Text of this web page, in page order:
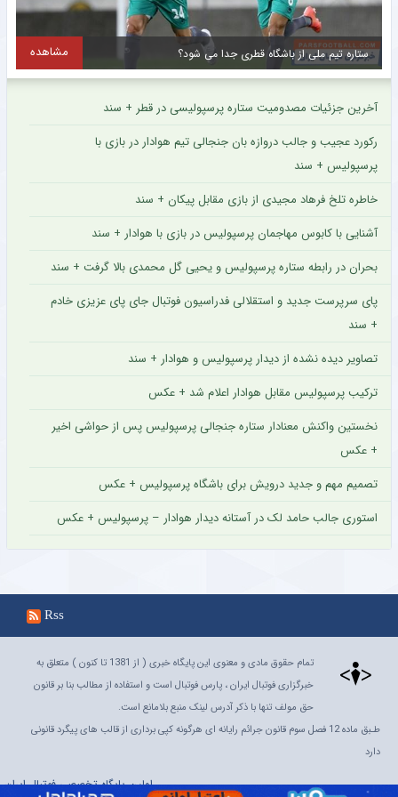
مشاهده
آخرین جزئیات مصدومیت ستاره پرسپولیسی در قطر + سند
رکورد عجیب و جالب دروازه بان جنجالی تیم هوادار در بازی با
پرسپولیس + سند
خاطره تلخ فرهاد مجیدی از بازی مقابل پیکان + سند
آشنایی با کابوس مهاجمان پرسپولیس در بازی با هوادار + سند
بحران در رابطه ستاره پرسپولیس و یحیی گل محمدی بالا گرفت + سند
پای سرپرست جدید و استقلالی فدراسیون فوتبال جای پای عزیزی خادم
+ سند
تصاویر دیده نشده از دیدار پرسپولیس و هوادار + سند
ترکیب پرسپولیس مقابل هوادار اعلام شد + عکس
نخستین واکنش معنادار ستاره جنجالی پرسپولیس پس از حواشی اخیر
+ عکس
تصمیم مهم و جدید درویش برای باشگاه پرسپولیس + عکس
استوری جالب حامد لک در آستانه دیدار هوادار – پرسپولیس + عکس
Rss
تمام حقوق مادی و معنوی این پایگاه خبری ( از 1381 تا کنون ) متعلق به
خبرگزاری فوتبال ایران ، پارس فوتبال است و استفاده از مطالب بنا بر قانون
حق مولف تنها با ذکر آدرس لینک منبع بلامانع است.
طـبق ماده 12 فصل سوم قانون جرائم رایانه ای هرگونه کپی برداری از قالب های پیگرد قانونی
دارد
اولین پایگاه تخصصی فوتبال ایران